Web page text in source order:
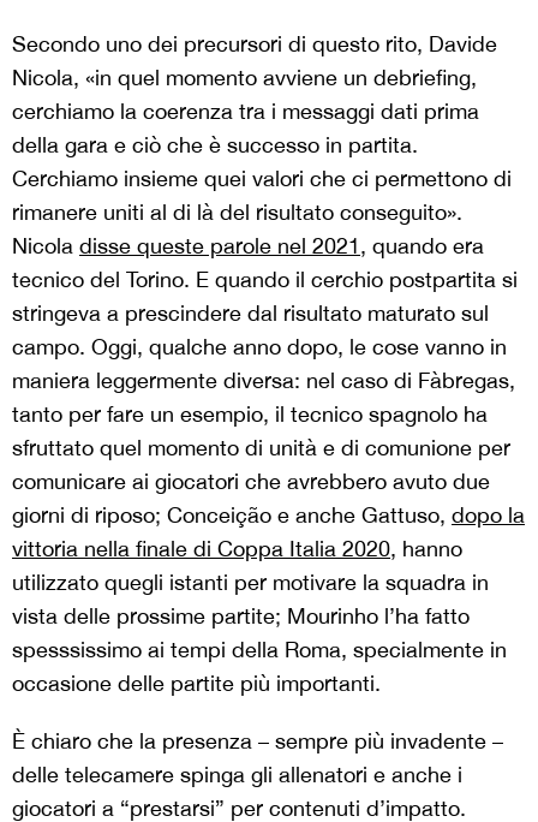
Secondo uno dei precursori di questo rito, Davide
Nicola, «in quel momento avviene un debriefing,
cerchiamo la coerenza tra i messaggi dati prima
della gara e ciò che è successo in partita.
Cerchiamo insieme quei valori che ci permettono di
rimanere uniti al di là del risultato conseguito».
Nicola disse queste parole nel 2021, quando era
tecnico del Torino. E quando il cerchio postpartita si
stringeva a prescindere dal risultato maturato sul
campo. Oggi, qualche anno dopo, le cose vanno in
maniera leggermente diversa: nel caso di Fàbregas,
tanto per fare un esempio, il tecnico spagnolo ha
sfruttato quel momento di unità e di comunione per
comunicare ai giocatori che avrebbero avuto due
giorni di riposo; Conceição e anche Gattuso, dopo la
vittoria nella finale di Coppa Italia 2020, hanno
utilizzato quegli istanti per motivare la squadra in
vista delle prossime partite; Mourinho l’ha fatto
spesssissimo ai tempi della Roma, specialmente in
occasione delle partite più importanti.
È chiaro che la presenza – sempre più invadente –
delle telecamere spinga gli allenatori e anche i
giocatori a “prestarsi” per contenuti d’impatto.